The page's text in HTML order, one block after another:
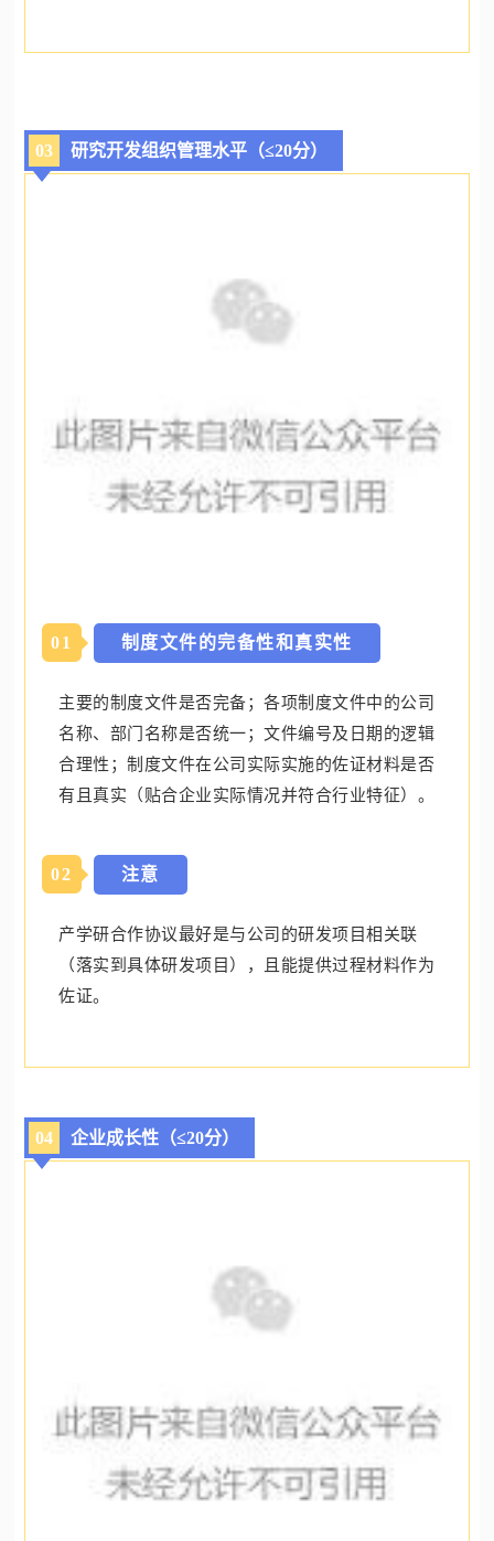
03 研究开发组织管理水平（≤20分）
01 制度文件的完备性和真实性
主要的制度文件是否完备；各项制度文件中的公司
名称、部门名称是否统一；文件编号及日期的逻辑
合理性；制度文件在公司实际实施的佐证材料是否
有且真实（贴合企业实际情况并符合行业特征）。
02 注意
产学研合作协议最好是与公司的研发项目相关联
（落实到具体研发项目），且能提供过程材料作为
佐证。
04 企业成长性（≤20分）